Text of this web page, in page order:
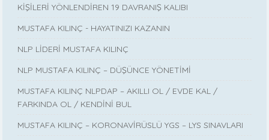
KİŞİLERİ YÖNLENDİREN 19 DAVRANIŞ KALIBI
MUSTAFA KILINÇ - HAYATINIZI KAZANIN
NLP LİDERİ MUSTAFA KILINÇ
NLP MUSTAFA KILINÇ – DÜŞÜNCE YÖNETİMİ
MUSTAFA KILINÇ NLPDAP – AKILLI OL / EVDE KAL /
FARKINDA OL / KENDİNİ BUL
MUSTAFA KILINÇ – KORONAVİRÜSLÜ YGS – LYS SINAVLARI